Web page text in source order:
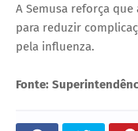
A Semusa reforça
para reduzir
pela influenza.
Fonte: